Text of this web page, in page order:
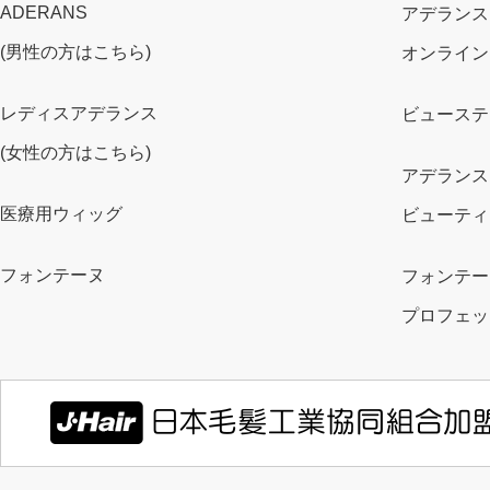
ADERANS
(男性の方はこちら)
レディスアデランス
(女性の方はこちら)
医療用ウィッグ
フォンテーヌ
アデランス
オンライ
ビュース
アデランス
ビューテ
フォンテ
プロフェ